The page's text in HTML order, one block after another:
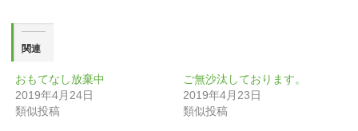
関連
おもてなし放棄中
2019年4月24日
類似投稿
ご無沙汰しております。
2019年4月23日
類似投稿